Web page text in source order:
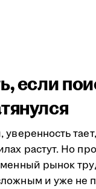
если
уверенность
растут. Но
рынок
и уже не